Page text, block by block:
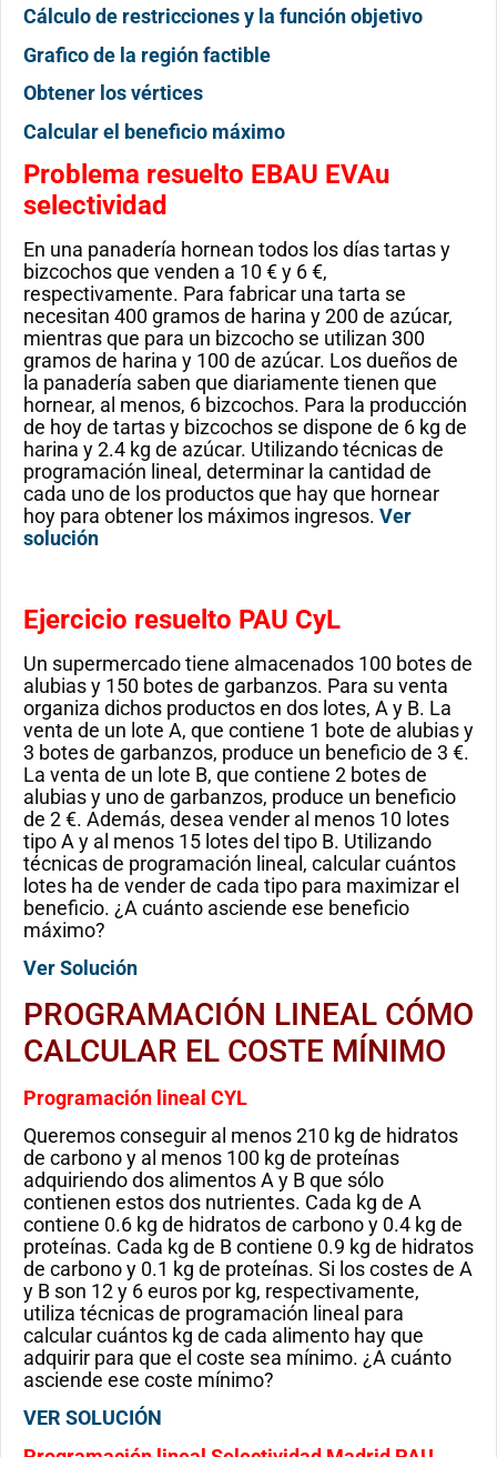
Cálculo de restricciones y la función objetivo
Grafico de la región factible
Obtener los vértices
Calcular el beneficio máximo
Problema resuelto EBAU EVAu
selectividad
En una panadería hornean todos los días tartas y
bizcochos que venden a 10 € y 6 €,
respectivamente. Para fabricar una tarta se
necesitan 400 gramos de harina y 200 de azúcar,
mientras que para un bizcocho se utilizan 300
gramos de harina y 100 de azúcar. Los dueños de
la panadería saben que diariamente tienen que
hornear, al menos, 6 bizcochos. Para la producción
de hoy de tartas y bizcochos se dispone de 6 kg de
harina y 2.4 kg de azúcar. Utilizando técnicas de
programación lineal, determinar la cantidad de
cada uno de los productos que hay que hornear
hoy para obtener los máximos ingresos. Ver
solución
Ejercicio resuelto PAU CyL
Un supermercado tiene almacenados 100 botes de
alubias y 150 botes de garbanzos. Para su venta
organiza dichos productos en dos lotes, A y B. La
venta de un lote A, que contiene 1 bote de alubias y
3 botes de garbanzos, produce un beneficio de 3 €.
La venta de un lote B, que contiene 2 botes de
alubias y uno de garbanzos, produce un beneficio
de 2 €. Además, desea vender al menos 10 lotes
tipo A y al menos 15 lotes del tipo B. Utilizando
técnicas de programación lineal, calcular cuántos
lotes ha de vender de cada tipo para maximizar el
beneficio. ¿A cuánto asciende ese beneficio
máximo?
Ver Solución
PROGRAMACIÓN LINEAL CÓMO
CALCULAR EL COSTE MÍNIMO
Programación lineal CYL
Queremos conseguir al menos 210 kg de hidratos
de carbono y al menos 100 kg de proteínas
adquiriendo dos alimentos A y B que sólo
contienen estos dos nutrientes. Cada kg de A
contiene 0.6 kg de hidratos de carbono y 0.4 kg de
proteínas. Cada kg de B contiene 0.9 kg de hidratos
de carbono y 0.1 kg de proteínas. Si los costes de A
y B son 12 y 6 euros por kg, respectivamente,
utiliza técnicas de programación lineal para
calcular cuántos kg de cada alimento hay que
adquirir para que el coste sea mínimo. ¿A cuánto
asciende ese coste mínimo?
VER SOLUCIÓN